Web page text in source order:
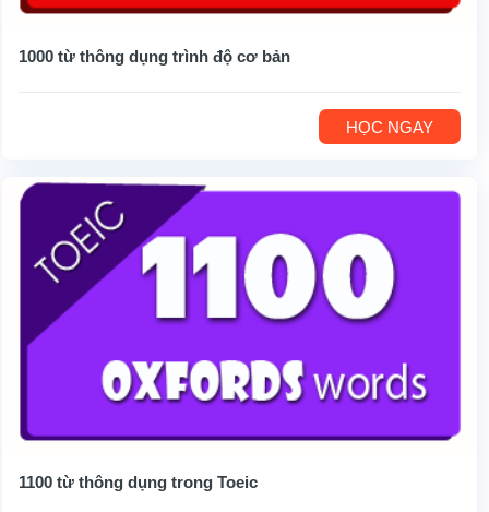
1000 từ thông dụng trình độ cơ bản
HỌC NGAY
1100 từ thông dụng trong Toeic